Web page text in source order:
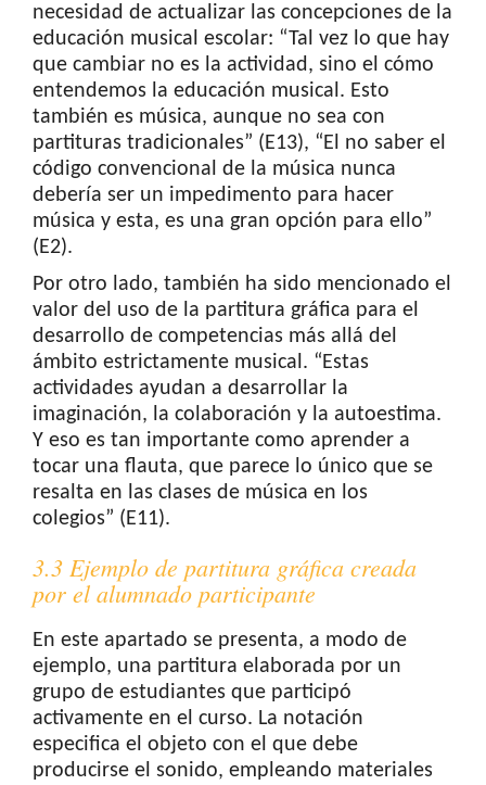
necesidad de actualizar las concepciones de la
educación musical escolar: “Tal vez lo que hay
que cambiar no es la actividad, sino el cómo
entendemos la educación musical. Esto
también es música, aunque no sea con
partituras tradicionales” (E13), “El no saber el
código convencional de la música nunca
debería ser un impedimento para hacer
música y esta, es una gran opción para ello”
(E2).
Por otro lado, también ha sido mencionado el
valor del uso de la partitura gráfica para el
desarrollo de competencias más allá del
ámbito estrictamente musical. “Estas
actividades ayudan a desarrollar la
imaginación, la colaboración y la autoestima.
Y eso es tan importante como aprender a
tocar una flauta, que parece lo único que se
resalta en las clases de música en los
colegios” (E11).
3.3 Ejemplo de partitura gráfica creada
por el alumnado participante
En este apartado se presenta, a modo de
ejemplo, una partitura elaborada por un
grupo de estudiantes que participó
activamente en el curso. La notación
especifica el objeto con el que debe
producirse el sonido, empleando materiales